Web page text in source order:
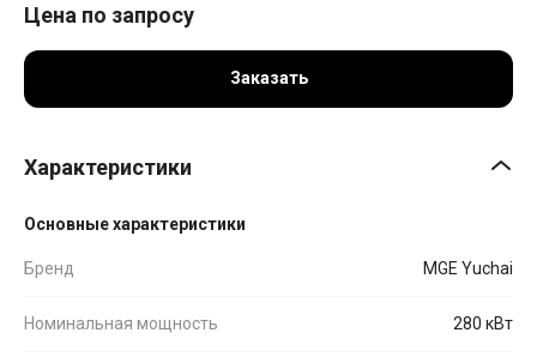
Цена по запросу
Заказать
Характеристики
Основные характеристики
Бренд MGE Yuchai
Номинальная мощность 280 кВт